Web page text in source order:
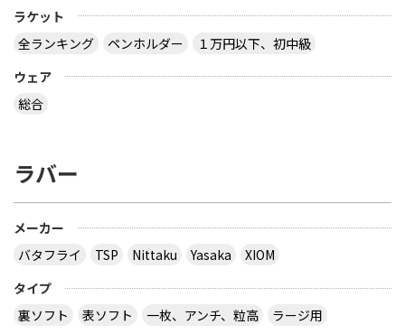
ラケット
全ランキング
ペンホルダー
１万円以下、初中級
ウェア
総合
ラバー
メーカー
バタフライ
TSP Nittaku Yasaka
XIOM
タイプ
裏ソフト
表ソフト 一枚、アンチ、粒高 ラージ用